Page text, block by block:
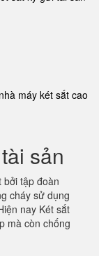
máy két sắt cao
sản
bởi tập đoàn
cháy sử dụng
nay Két sắt
mà còn chống